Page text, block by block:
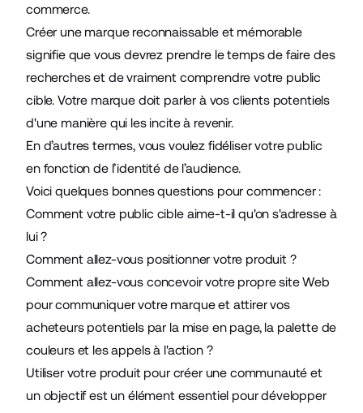
commerce.
Créer une marque reconnaissable et mémorable
signifie que vous devrez prendre le temps de faire des
recherches et de vraiment comprendre votre public
cible. Votre marque doit parler à vos clients potentiels
d'une manière qui les incite à revenir.
En d’autres termes, vous voulez fidéliser votre public
en fonction de l’identité de l’audience.
Voici quelques bonnes questions pour commencer :
Comment votre public cible aime-t-il qu'on s'adresse à
lui ?
Comment allez-vous positionner votre produit ?
Comment allez-vous concevoir votre propre site Web
pour communiquer votre marque et attirer vos
acheteurs potentiels par la mise en page, la palette de
couleurs et les appels à l'action ?
Utiliser votre produit pour créer une communauté et
un objectif est un élément essentiel pour développer